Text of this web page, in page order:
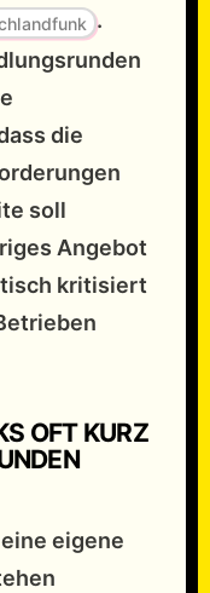
.
die
soll
Angebot
kritisiert
OFT KURZ
eigene